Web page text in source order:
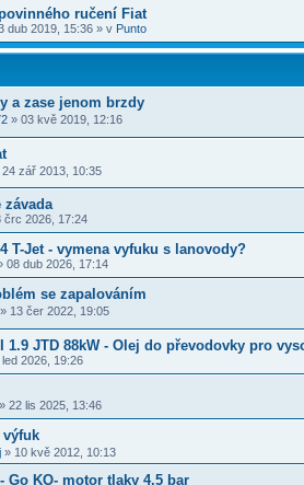
ručení Fiat
dub 2019, 15:36 » v Punto
a zase jenom brzdy
» 03 kvě 2019, 12:16
24 zář 2013, 10:35
závada
črc 2026, 17:24
T-Jet - vymena vyfuku s lanovody?
08 dub 2026, 17:14
se zapalováním
» 13 čer 2022, 19:05
1.9 JTD 88kW - Olej do převodovky pro
led 2026, 19:26
» 22 lis 2025, 13:46
výfuk
» 10 kvě 2012, 10:13
Go KO- motor tlaky 4.5 bar